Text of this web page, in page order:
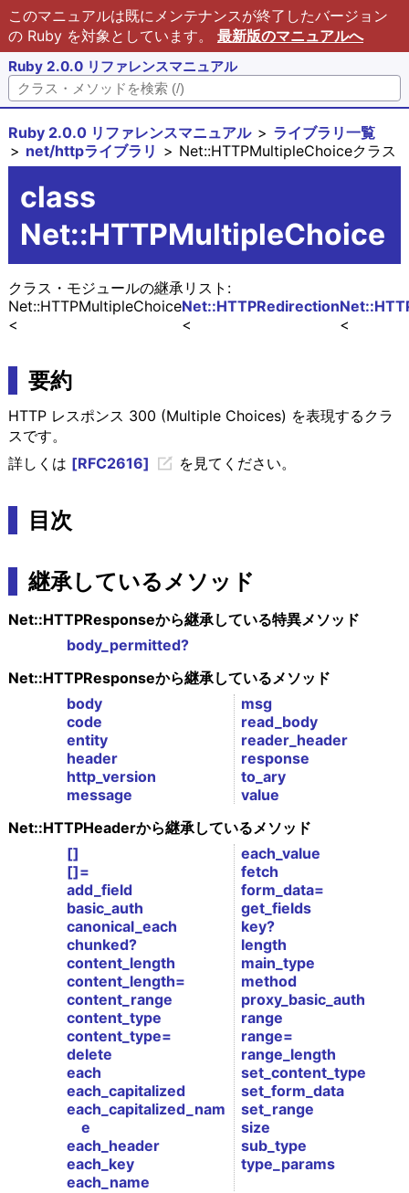
このマニュアルは既にメンテナンスが終了したバージョン
の Ruby を対象としています。 最新版のマニュアルへ
Ruby 2.0.0 リファレンスマニュアル
Ruby 2.0.0 リファレンスマニュアル
ライブラリ一覧
net/httpライブラリ
Net::HTTPMultipleChoiceクラス
class
Net::HTTPMultipleChoice
クラス・モジュールの継承リスト:
Net::HTTPRedirection
Net::HTTPMultipleChoice
要約
HTTP レスポンス 300 (Multiple Choices) を表現するクラ
スです。
詳しくは [RFC2616] を見てください。
目次
継承しているメソッド
Net::HTTPResponseから継承している特異メソッド
body_permitted?
Net::HTTPResponseから継承しているメソッド
body
code
entity
header
http_version
message
msg
read_body
reader_header
response
to_ary
value
Net::HTTPHeaderから継承しているメソッド
[]
[]=
add_field
basic_auth
canonical_each
chunked?
content_length
content_length=
content_range
content_type
content_type=
delete
each
each_capitalized
each_capitalized_nam
e
each_header
each_key
each_name
each_value
fetch
form_data=
get_fields
key?
length
main_type
method
proxy_basic_auth
range
range=
range_length
set_content_type
set_form_data
set_range
size
sub_type
type_params